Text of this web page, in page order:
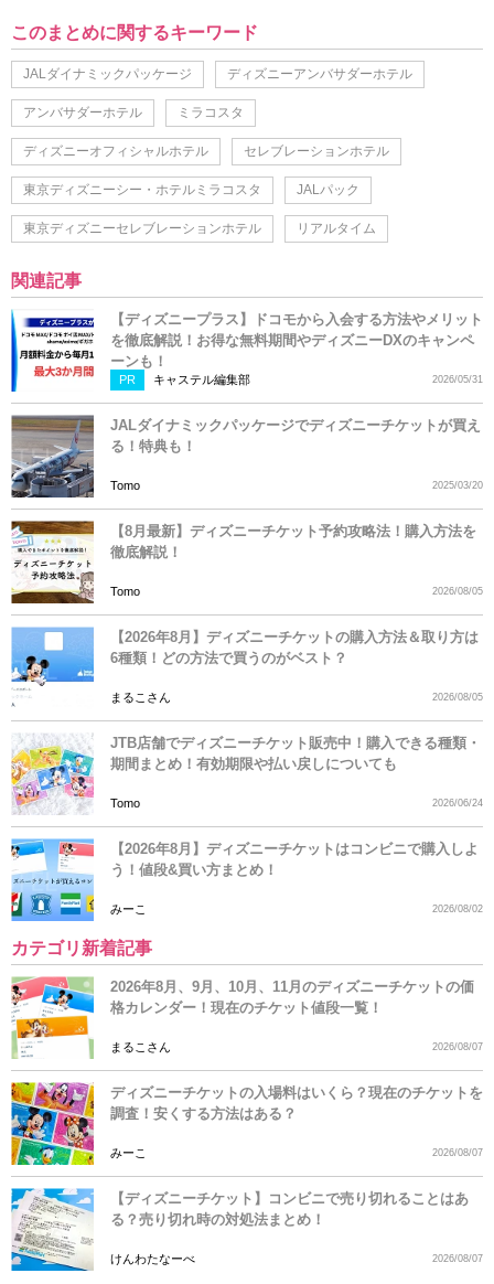
このまとめに関するキーワード
JALダイナミックパッケージ ディズニーアンバサダーホテル
アンバサダーホテル ミラコスタ
ディズニーオフィシャルホテル セレブレーションホテル
東京ディズニーシー・ホテルミラコスタ JALパック
東京ディズニーセレブレーションホテル リアルタイム
関連記事
【ディズニープラス】ドコモから入会する方法やメリット
を徹底解説！お得な無料期間やディズニーDXのキャンペ
ーンも！
PR キャステル編集部 2026/05/31
JALダイナミックパッケージでディズニーチケットが買え
る！特典も！
Tomo 2025/03/20
【8月最新】ディズニーチケット予約攻略法！購入方法を
徹底解説！
Tomo 2026/08/05
【2026年8月】ディズニーチケットの購入方法＆取り方は
6種類！どの方法で買うのがベスト？
まるこさん 2026/08/05
JTB店舗でディズニーチケット販売中！購入できる種類・
期間まとめ！有効期限や払い戻しについても
Tomo 2026/06/24
【2026年8月】ディズニーチケットはコンビニで購入しよ
う！値段&買い方まとめ！
みーこ 2026/08/02
カテゴリ新着記事
2026年8月、9月、10月、11月のディズニーチケットの価
格カレンダー！現在のチケット値段一覧！
まるこさん 2026/08/07
ディズニーチケットの入場料はいくら？現在のチケットを
調査！安くする方法はある？
みーこ 2026/08/07
【ディズニーチケット】コンビニで売り切れることはあ
る？売り切れ時の対処法まとめ！
けんわたなーべ 2026/08/07